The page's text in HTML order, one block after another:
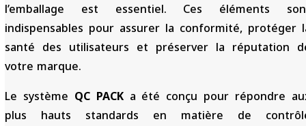
l’emballage est essentiel. Ces éléments
indispensables pour assurer la conformité, protéger
santé des utilisateurs et préserver la réputation
votre marque.
Le système QC PACKa été conçu pour répondre
plus hauts standards en matière de